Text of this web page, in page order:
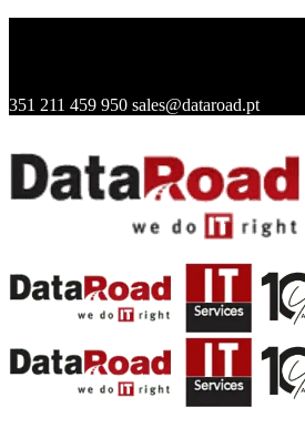
351 211 459 950 sales@dataroad.pt